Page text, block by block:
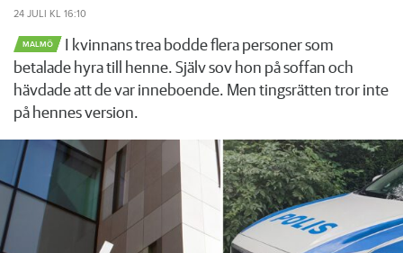
24 JULI KL 16:10
MALMÖ
I kvinnans trea bodde flera personer som
betalade hyra till henne. Själv sov hon på soffan och
hävdade att de var inneboende. Men tingsrätten tror inte
på hennes version.